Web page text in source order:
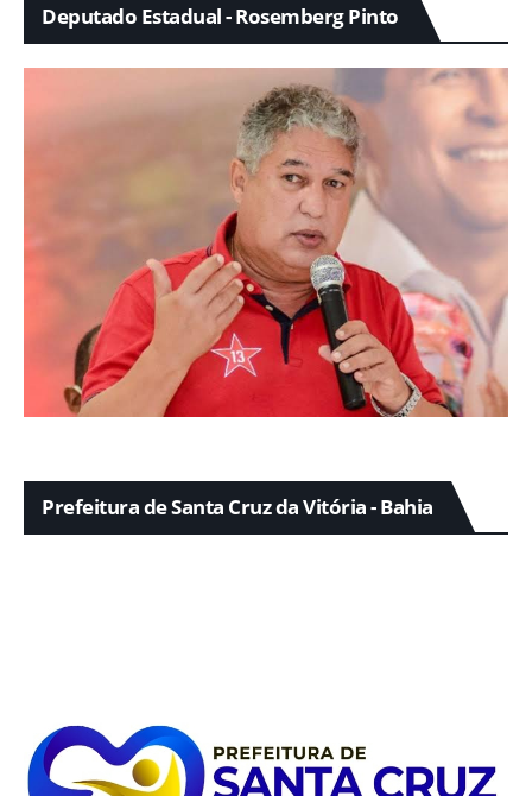
Deputado Estadual - Rosemberg Pinto
Prefeitura de Santa Cruz da Vitória - Bahia